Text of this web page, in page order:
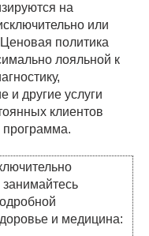
на
или
политика
лояльной к
и другие услуги
клиентов
программа.
и медицина: